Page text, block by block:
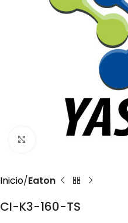
Click to enlarge
Inicio Eaton
CI-K3-160-TS